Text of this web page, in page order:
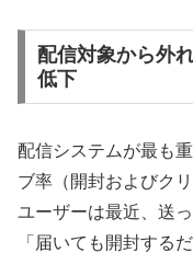
配信対象から外
低下
配信システムが最も
ブ率（開封およびク
ユーザーは最近、送
「届いても開封する